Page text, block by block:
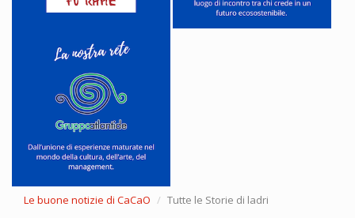
Le buone notizie di CaCaO Tutte le Storie di ladri